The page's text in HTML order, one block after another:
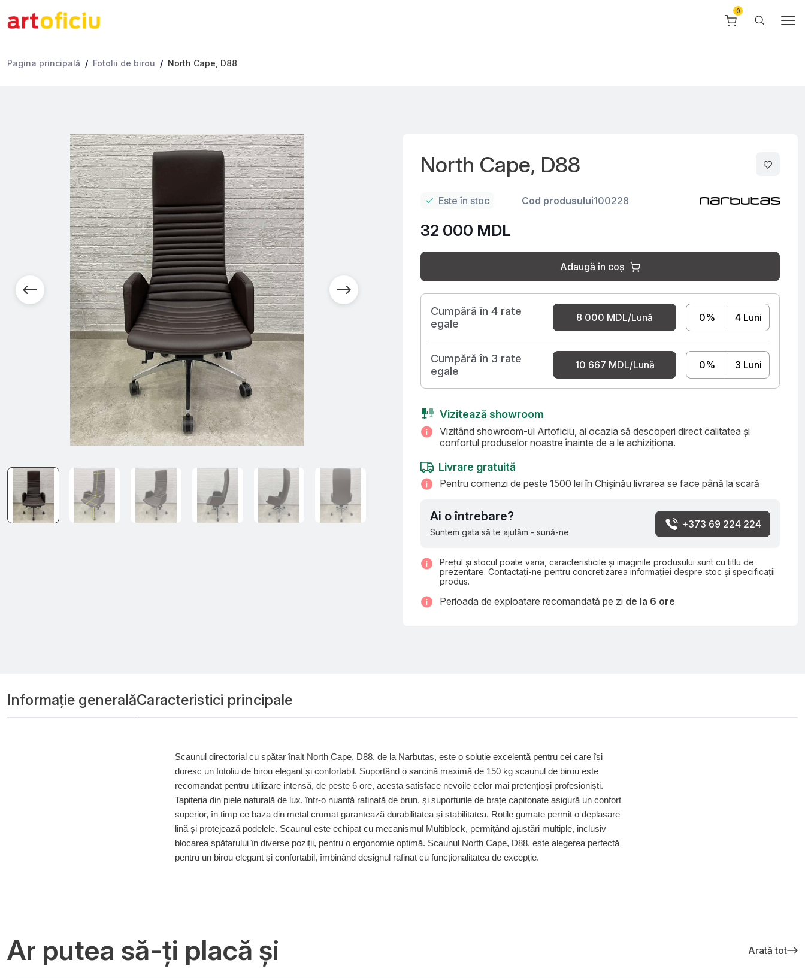
Pagina principală Fotolii de birou North Cape, D88
North Cape, D88
Este în stoc Cod produsului100228
32 000 MDL
Adaugă în coș
Cumpără în 4 rate
egale
8 000 MDL/Lună 0% 4 Luni
Cumpără în 3 rate
egale
10 667 MDL/Lună 0% 3 Luni
Vizitează showroom
Vizitând showroom-ul Artoficiu, ai ocazia să descoperi direct calitatea și
confortul produselor noastre înainte de a le achiziționa.
Livrare gratuită
Pentru comenzi de peste 1500 lei în Chișinău livrarea se face până la scară
Ai o întrebare?
Suntem gata să te ajutăm - sună-ne
+373 69 224 224
Prețul și stocul poate varia, caracteristicile și imaginile produsului sunt cu titlu de
prezentare. Contactați-ne pentru concretizarea informației despre stoc și specificații
produs.
Perioada de exploatare recomandată pe zi de la 6 ore
Informație generalăCaracteristici principale
Scaunul directorial cu spătar înalt North Cape, D88, de la Narbutas, este o soluție excelentă pentru cei care își
doresc un fotoliu de birou elegant și confortabil. Suportând o sarcină maximă de 150 kg scaunul de birou este
recomandat pentru utilizare intensă, de peste 6 ore, acesta satisface nevoile celor mai pretențioși profesioniști.
Tapițeria din piele naturală de lux, într-o nuanță rafinată de brun, și suporturile de brațe capitonate asigură un confort
superior, în timp ce baza din metal cromat garantează durabilitatea și stabilitatea. Rotile gumate permit o deplasare
lină și protejează podelele. Scaunul este echipat cu mecanismul Multiblock, permițând ajustări multiple, inclusiv
blocarea spătarului în diverse poziții, pentru o ergonomie optimă. Scaunul North Cape, D88, este alegerea perfectă
pentru un birou elegant și confortabil, îmbinând designul rafinat cu funcționalitatea de excepție.
Ar putea să-ți placă și Arată tot